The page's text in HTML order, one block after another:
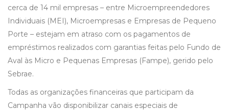
cerca de 14 mil empresas – entre Microempreendedores
Individuais (MEI), Microempresas e Empresas de Pequeno
Porte – estejam em atraso com os pagamentos de
empréstimos realizados com garantias feitas pelo Fundo de
Aval às Micro e Pequenas Empresas (Fampe), gerido pelo
Sebrae.
Todas as organizações financeiras que participam da
Campanha vão disponibilizar canais especiais de